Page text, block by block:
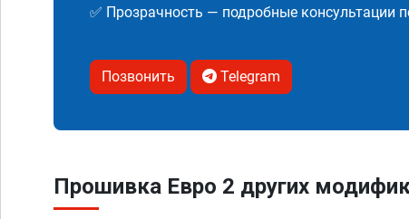
✅ Прозрачность — подробные консультации
Позвонить Telegram
Прошивка Евро 2 других